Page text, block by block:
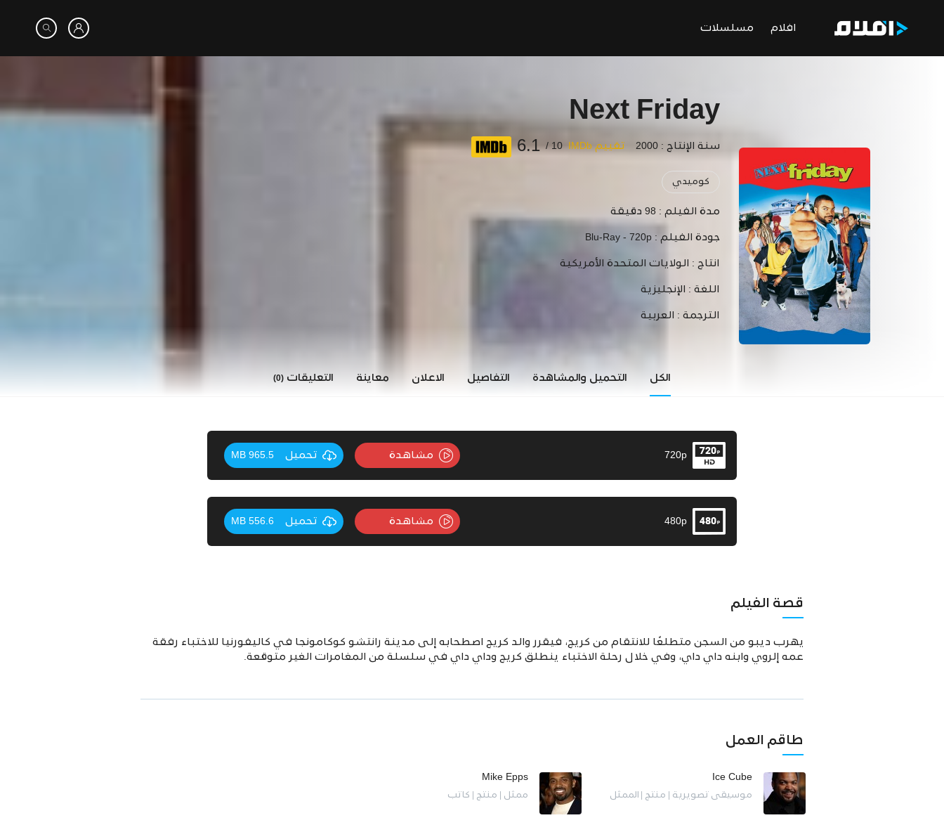
افلام مسلسلات
Next Friday
سنة الإنتاج : 2000 تقييم IMDb 10 /
6.1
كوميدي
مدة الفيلم : 98 دقيقة
جودة الفيلم : Blu-Ray - 720p
انتاج : الولايات المتحدة الأمريكية
اللغة : الإنجليزية
الترجمة : العربية
الكل التحميل والمشاهدة التفاصيل الاعلان معاينة التعليقات (0)
720p مشاهدة تحميل 965.5 MB
480p مشاهدة تحميل 556.6 MB
قصة الفيلم
يهرب ديبو من السجن متطلعًا للانتقام من كريج، فيقرر والد كريج اصطحابه إلى مدينة رانتشو كوكامونجا في كاليفورنيا للاختباء رفقة
عمه إلروي وابنه داي داي، وفي خلال رحلة الاختباء ينطلق كريج وداي داي في سلسلة من المغامرات الغير متوقعة.
طاقم العمل
Ice Cube
موسيقى تصويرية | منتج | الممثل
Mike Epps
ممثل | منتج | كاتب